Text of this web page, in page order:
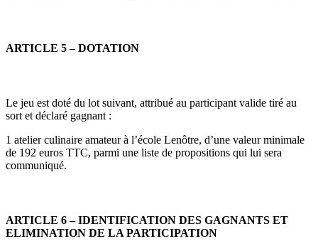
ARTICLE 5 – DOTATION
Le jeu est doté du lot suivant, attribué au participant valide tiré au
sort et déclaré gagnant :
1 atelier culinaire amateur à l’école Lenôtre, d’une valeur minimale
de 192 euros TTC, parmi une liste de propositions qui lui sera
communiqué.
ARTICLE 6 – IDENTIFICATION DES GAGNANTS ET
ELIMINATION DE LA PARTICIPATION